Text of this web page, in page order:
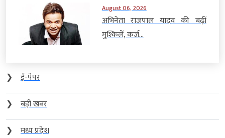
August 06, 2026
अभिनेता राजपाल यादव की बढ़ीं
मुश्किलें, कर्ज...
❯
ई-पेपर
❯
बड़ी खबर
❯
मध्य प्रदेश